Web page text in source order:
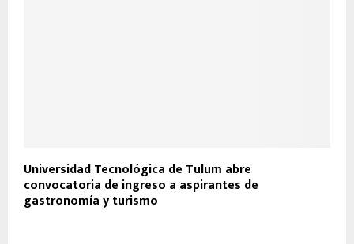
Universidad Tecnológica de Tulum abre
convocatoria de ingreso a aspirantes de
gastronomía y turismo